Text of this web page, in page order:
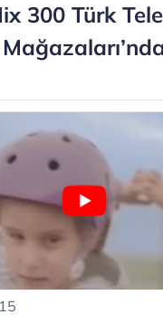
300 Türk